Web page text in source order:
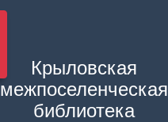
Крыловская
межпоселенческая
библиотека